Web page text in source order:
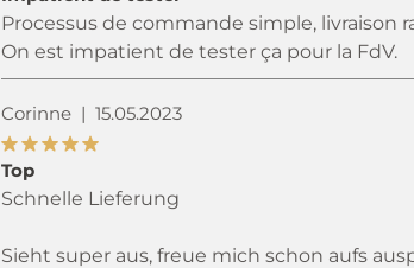
Processus de commande simple, livraison
On est impatient de tester ça pour la FdV.
Corinne | 15.05.2023
Top
Schnelle Lieferung
Sieht super aus, freue mich schon aufs